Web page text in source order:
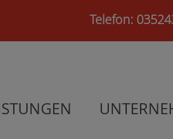
Telefon: